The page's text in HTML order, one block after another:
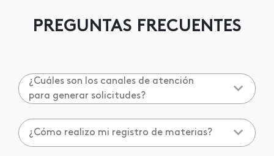
PREGUNTAS FRECUENTES
¿Cuáles son los canales de atención
para generar solicitudes?
¿Cómo realizo mi registro de materias?